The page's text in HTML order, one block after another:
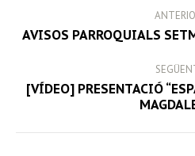
NAVIGATION
AVISOS PARROQUIALS
[VÍDEO] PRESENTACIÓ